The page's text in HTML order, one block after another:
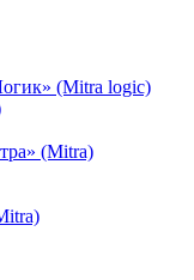
(Mitra logic)
(Mitra)